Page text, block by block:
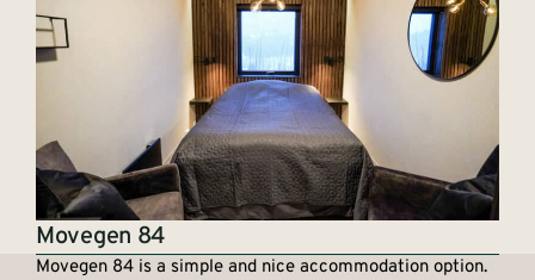
Movegen 84
Movegen 84 is a simple and nice accommodation option.